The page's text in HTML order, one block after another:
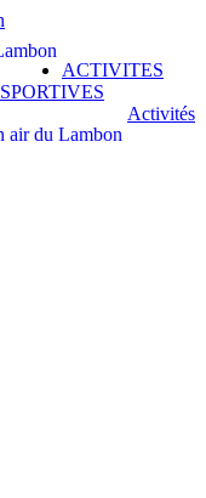
ACTIVITES
SPORTIVES
Activités